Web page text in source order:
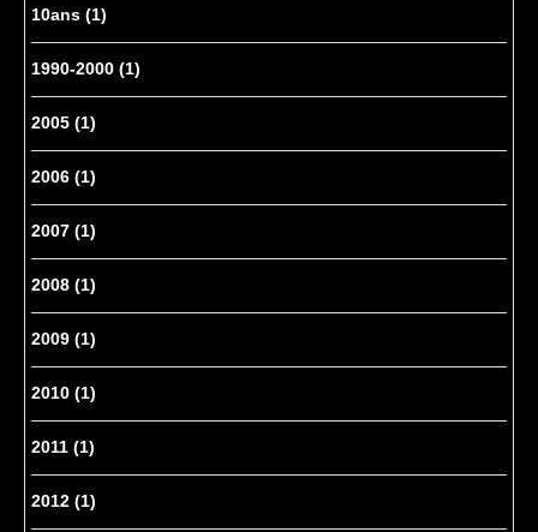
10ans (1)
1990-2000 (1)
2005 (1)
2006 (1)
2007 (1)
2008 (1)
2009 (1)
2010 (1)
2011 (1)
2012 (1)